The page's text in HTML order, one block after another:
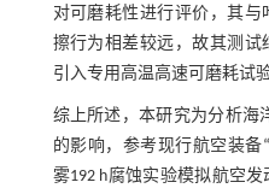
对可磨耗性进行评价，其与
擦行为相差较远，故其测
引入专用高温高速可磨耗试
综上所述，本研究为分析海
的影响，参考现行航空装
雾192 h腐蚀实验模拟航空